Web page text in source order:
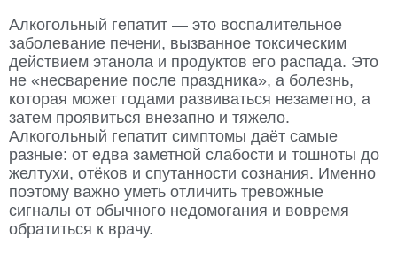
Алкогольный гепатит — это воспалительное
заболевание печени, вызванное токсическим
действием этанола и продуктов его распада. Это
не «несварение после праздника», а болезнь,
которая может годами развиваться незаметно, а
затем проявиться внезапно и тяжело.
Алкогольный гепатит симптомы даёт самые
разные: от едва заметной слабости и тошноты до
желтухи, отёков и спутанности сознания. Именно
поэтому важно уметь отличить тревожные
сигналы от обычного недомогания и вовремя
обратиться к врачу.